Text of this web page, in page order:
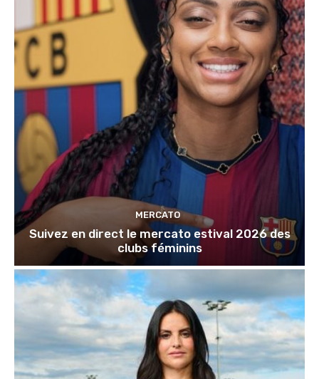
MERCATO
Suivez en direct le mercato estival 2026 des
clubs féminins